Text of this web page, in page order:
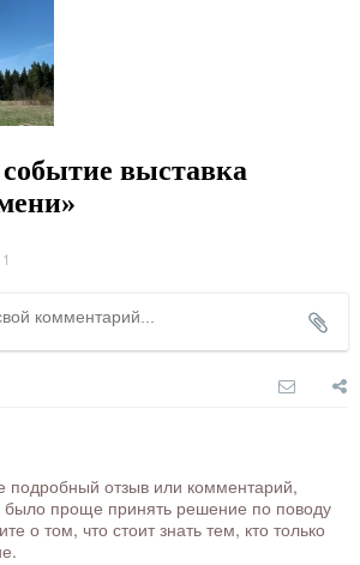
выставка
1
подробный отзыв или комментарий,
проще принять решение по поводу
о том, что стоит знать тем, кто только